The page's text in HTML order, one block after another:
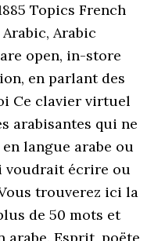
Topics French
Arabic
open, in-store
en parlant des
Ce clavier virtuel
arabisantes qui ne
langue arabe ou
voudrait écrire ou
trouverez ici la
de 50 mots et